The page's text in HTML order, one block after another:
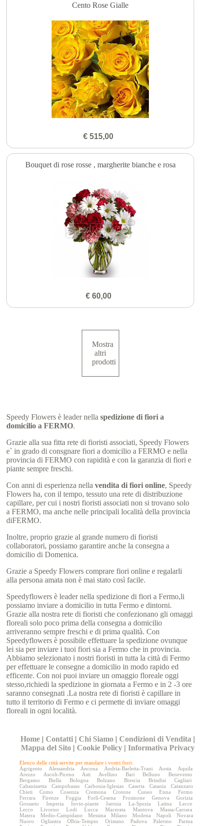
Cento Rose Gialle
€ 515,00
Bouquet di rose rosse , margherite bianche e rosa
€ 60,00
Mostra
altri
prodotti
Speedy Flowers è leader nellaspedizione di fiori a
domicilio a FERMO.
Grazie alla sua fitta rete di fioristi associati, Speedy Flowers
e` in grado di consgnare fiori a domicilio a FERMO e nella
provincia di FERMO con rapidità e con la garanzia di fiori e
piante sempre freschi.
Con anni di esperienza nellavendita di fiori online, Speedy
Flowers ha, con il tempo, tessuto una rete di distribuzione
capillare, per cui i nostri fioristi associati non si trovano solo
a FERMO, ma anche nelle principali località della provincia
diFERMO.
Inoltre, proprio grazie al grande numero di fioristi
collaboratori, possiamo garantire anche la consegna a
domicilio di Domenica.
Grazie a Speedy Flowers comprare fiori online e regalarli
alla persona amata non è mai stato così facile.
Speedyflowers è leader nella spedizione di fiori a Fermo,li
possiamo inviare a domicilio in tutta Fermo e dintorni.
Grazie alla nostra rete di fioristi che confezionano gli omaggi
floreali solo poco prima della consegna a domicilio
arriveranno sempre freschi e di prima qualità. Con
Speedyflowers è possibile effettuare la spedizione ovunque
lei sia per inviare i tuoi fiori sia a Fermo che in provincia.
Abbiamo selezionato i nostri fioristi in tutta la città di Fermo
per effettuare le consegne a domicilio in modo rapido ed
efficente. Con noi puoi inviare un omaggio floreale oggi
stesso,richiedi la spedizione in giornata a Fermo e in 2 -3 ore
saranno consegnati .La nostra rete di fioristi è capillare in
tutto il territorio di Fermo e ci permette di inviare omaggi
floreali in ogni località.
Home | Contatti | Chi Siamo | Condizioni di Vendita |
Mappa del Sito | Cookie Policy |Informativa Privacy
Elenco delle città servite per mandare i vostri fiori:
Agrigento
Alessandria Ancona Andria-Barletta-Trani Aosta
Aquila
Arezzo
Ascoli-Piceno Asti Avellino Bari Belluno
Benevento
Bergamo
Biella Bologna Bolzano Brescia Brindisi
Cagliari
Caltanissetta
Campobasso Carbonia-Iglesias Caserta Catania
Catanzaro
Chieti
Como Cosenza Cremona Crotone Cuneo Enna
Fermo
Ferrara
Firenze Foggia Forlì-Cesena Frosinone Genova
Gorizia
Grosseto
Imperia Invio-piante Isernia La-Spezia Latina
Lecce
Lecco
Livorno Lodi Lucca Macerata Mantova
Massa-Carrara
Matera
Medio-Campidano Messina Milano Modena Napoli
Novara
Nuoro
Ogliastra Olbia-Tempio Oristano Padova Palermo
Parma